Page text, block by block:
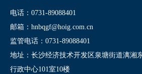
电话：0731-89088401
邮箱：hnbqgf@hoig.com.cn
监管电话：0731-89088401
地址：长沙经济技术开发区泉塘街道漓湘
行政中心101室10楼